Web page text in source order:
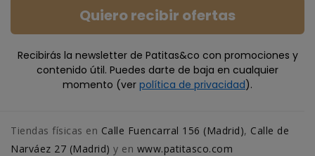
Quiero recibir ofertas
Recibirás la newsletter de Patitas&co con promociones y
contenido útil. Puedes darte de baja en cualquier
momento (ver política de privacidad).
Tiendas físicas en Calle Fuencarral 156 (Madrid), Calle de
Narváez 27 (Madrid) y en www.patitasco.com